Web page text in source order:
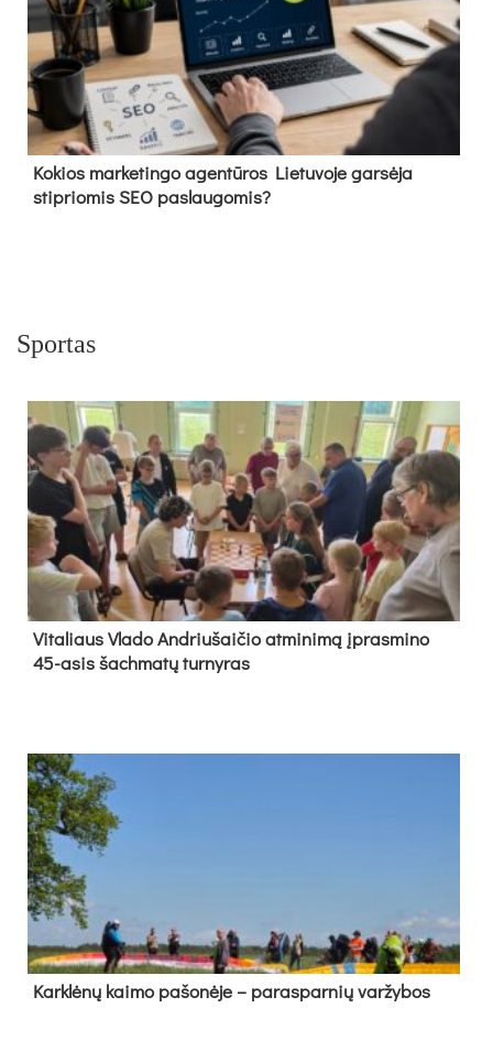
Kokios marketingo agentūros Lietuvoje garsėja
stipriomis SEO paslaugomis?
Sportas
Vi­ta­liaus Vla­do And­riu­šai­čio at­mi­ni­mą įpras­mi­no
45-asis šach­ma­tų tur­ny­ras
Kark­lė­nų kai­mo pa­šo­nė­je – pa­ras­par­nių var­žy­bos